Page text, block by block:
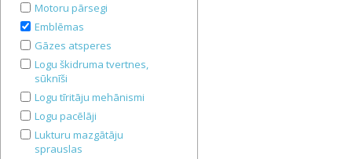
Motoru pārsegi
Emblēmas
Gāzes atsperes
Logu škidruma tvertnes,
sūknīši
Logu tīritāju mehānismi
Logu pacēlāji
Lukturu mazgātāju
sprauslas